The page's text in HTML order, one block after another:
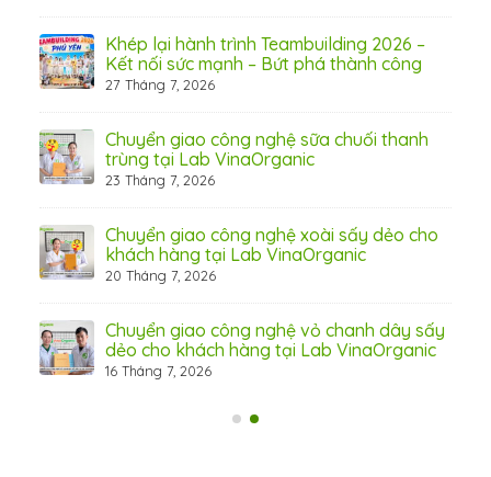
Khép lại hành trình Teambuilding 2026 –
Kết nối sức mạnh – Bứt phá thành công
27 Tháng 7, 2026
Chuyển giao công nghệ sữa chuối thanh
trùng tại Lab VinaOrganic
23 Tháng 7, 2026
Chuyển giao công nghệ xoài sấy dẻo cho
khách hàng tại Lab VinaOrganic
20 Tháng 7, 2026
Chuyển giao công nghệ vỏ chanh dây sấy
dẻo cho khách hàng tại Lab VinaOrganic
16 Tháng 7, 2026